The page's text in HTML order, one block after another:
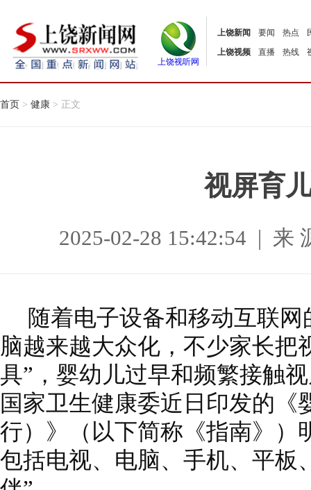
上饶视听网
上饶新闻 要闻 热点
上饶视频
直播 热线
首页 > 健康 > 正文
视屏育
2025-02-28 15:42:54 | 来
随着电子设备和移动互联
脑越来越大众化，不少家长把
具”，婴幼儿过早和频繁接触
国家卫生健康委近日印发的
行）》（以下简称《指南》）
包括电视、电脑、手机、平板